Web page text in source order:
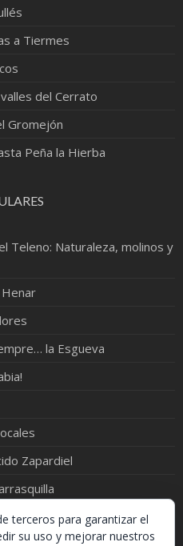
a Tiermes
del Cerrato
Gromejón
Peña la Hierba
Teleno: Naturaleza, molinos y
la Esgueva
Zapardiel
por la cuenca del Duero
terceros para garantizar el
su uso y mejorar nuestros